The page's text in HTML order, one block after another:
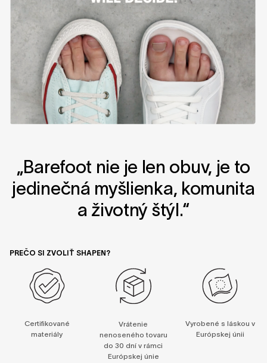
„Barefoot nie je len obuv, je to
jedinečná myšlienka, komunita
a životný štýl.“
PREČO SI ZVOLIŤ SHAPEN?
Certifikované
materiály
Vrátenie
nenoseného tovaru
do 30 dní v rámci
Európskej únie
Vyrobené s láskou v
Európskej únii